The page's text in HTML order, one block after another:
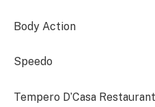
Body Action
Speedo
Tempero D’Casa